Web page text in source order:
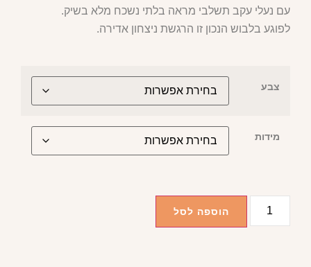
עם נעלי עקב תשלבי מראה בלתי נשכח מלא בשיק.
לפוגע בלבוש הנכון זו הרגשת ניצחון אדירה.
צבע
מידות
הוספה לסל